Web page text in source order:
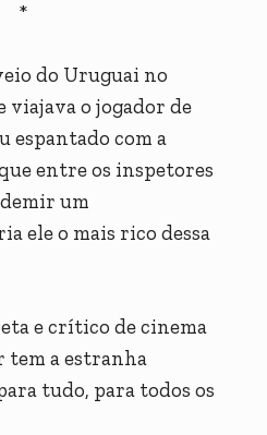
*
do Uruguai no
viajava o jogador de
espantado com a
entre os inspetores
um
ele o mais rico dessa
e crítico de cinema
tem a estranha
tudo, para todos os